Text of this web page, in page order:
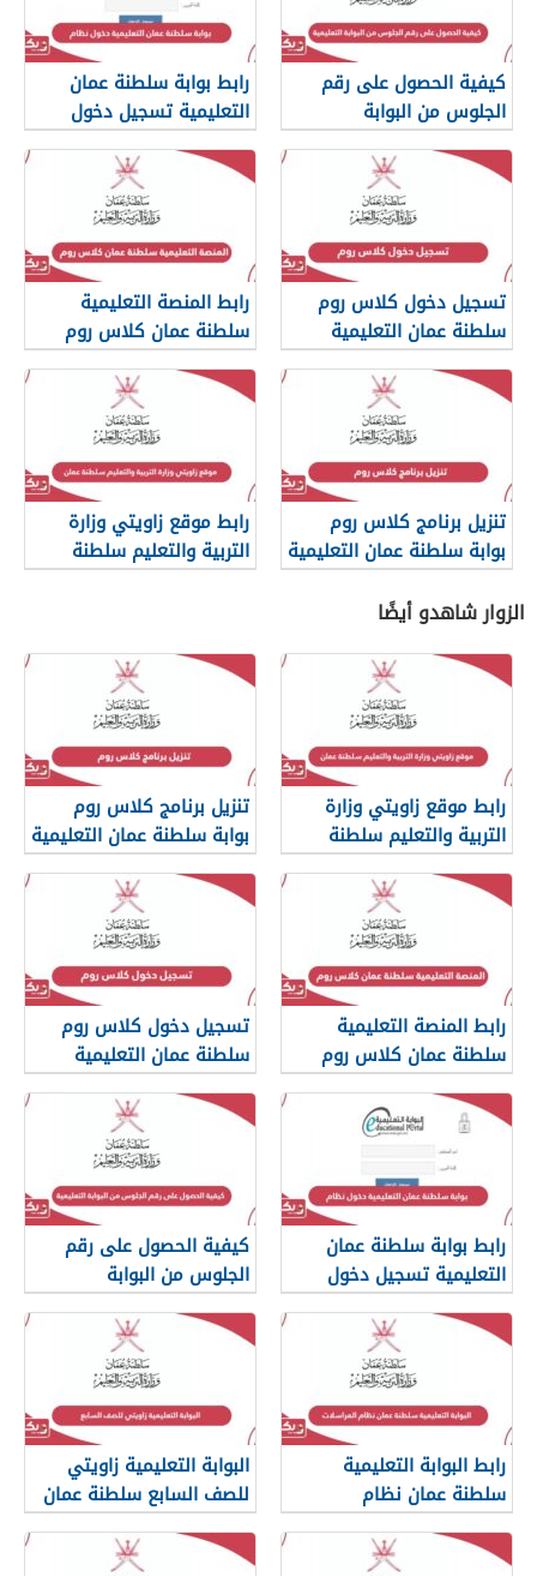
كيفية الحصول على رقم
الجلوس من البوابة
التعليمية
رابط بوابة سلطنة عمان
التعليمية تسجيل دخول
النظام
تسجيل دخول كلاس روم
سلطنة عمان التعليمية
رابط المنصة التعليمية
سلطنة عمان كلاس روم
تنزيل برنامج كلاس روم
بوابة سلطنة عمان التعليمية
رابط موقع زاويتي وزارة
التربية والتعليم سلطنة
عمان
الزوار شاهدو أيضًا
رابط موقع زاويتي وزارة
التربية والتعليم سلطنة
عمان
تنزيل برنامج كلاس روم
بوابة سلطنة عمان التعليمية
رابط المنصة التعليمية
سلطنة عمان كلاس روم
تسجيل دخول كلاس روم
سلطنة عمان التعليمية
رابط بوابة سلطنة عمان
التعليمية تسجيل دخول
النظام
كيفية الحصول على رقم
الجلوس من البوابة
التعليمية
رابط البوابة التعليمية
سلطنة عمان نظام
المراسلات الإلكتروني
البوابة التعليمية زاويتي
للصف السابع سلطنة عمان